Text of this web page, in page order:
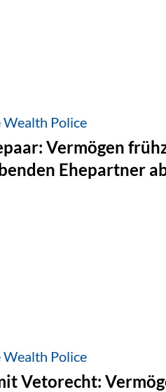
Wealth Police
Vermögen
Ehepartner
Wealth Police
Vetorecht: